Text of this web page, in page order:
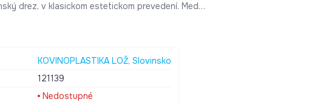
drez, v klasickom estetickom prevedení. Medzi
patrí jednoduchá údržba čistoty, vysoká
odolnosť proti vysokej teplote, odolná voči
x 150 mm Hĺbka vaničky : 150 mm
KOVINOPLASTIKA LOŽ, Slovinsko
121139
Nedostupné